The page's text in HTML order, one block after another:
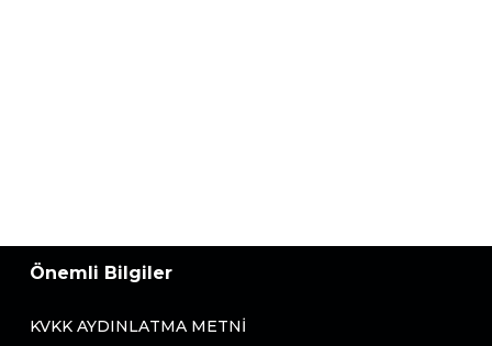
Önemli Bilgiler
KVKK AYDINLATMA METNI